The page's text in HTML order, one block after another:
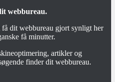
webbureau.
få dit webbureau gjort synligt her
få minutter.
artikler og
finder dit webbureau.